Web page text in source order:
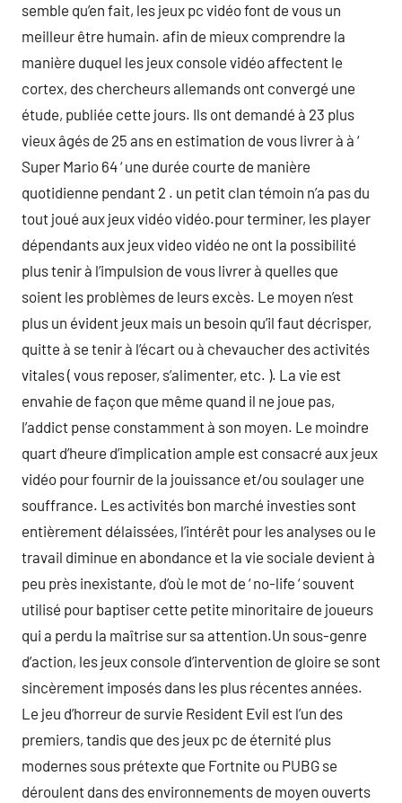
semble qu’en fait, les jeux pc vidéo font de vous un
meilleur être humain. afin de mieux comprendre la
manière duquel les jeux console vidéo affectent le
cortex, des chercheurs allemands ont convergé une
étude, publiée cette jours. Ils ont demandé à 23 plus
vieux âgés de 25 ans en estimation de vous livrer à à ‘
Super Mario 64 ‘ une durée courte de manière
quotidienne pendant 2 . un petit clan témoin n’a pas du
tout joué aux jeux vidéo vidéo.pour terminer, les player
dépendants aux jeux video vidéo ne ont la possibilité
plus tenir à l’impulsion de vous livrer à quelles que
soient les problèmes de leurs excès. Le moyen n’est
plus un évident jeux mais un besoin qu’il faut décrisper,
quitte à se tenir à l’écart ou à chevaucher des activités
vitales ( vous reposer, s’alimenter, etc. ). La vie est
envahie de façon que même quand il ne joue pas,
l’addict pense constamment à son moyen. Le moindre
quart d’heure d’implication ample est consacré aux jeux
vidéo pour fournir de la jouissance et/ou soulager une
souffrance. Les activités bon marché investies sont
entièrement délaissées, l’intérêt pour les analyses ou le
travail diminue en abondance et la vie sociale devient à
peu près inexistante, d’où le mot de ‘ no-life ‘ souvent
utilisé pour baptiser cette petite minoritaire de joueurs
qui a perdu la maîtrise sur sa attention.Un sous-genre
d’action, les jeux console d’intervention de gloire se sont
sincèrement imposés dans les plus récentes années.
Le jeu d’horreur de survie Resident Evil est l’un des
premiers, tandis que des jeux pc de éternité plus
modernes sous prétexte que Fortnite ou PUBG se
déroulent dans des environnements de moyen ouverts